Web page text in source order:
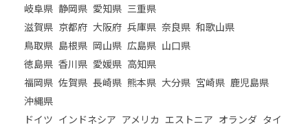
岐阜県 静岡県 愛知県 三重県
滋賀県 京都府 大阪府 兵庫県 奈良県 和歌山県
鳥取県 島根県 岡山県 広島県 山口県
徳島県 香川県 愛媛県 高知県
福岡県 佐賀県 長崎県 熊本県 大分県 宮崎県 鹿児島県
沖縄県
ドイツ インドネシア アメリカ エストニア オランダ タイ